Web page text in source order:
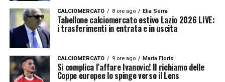
CALCIOMERCATO 8 ore ago Elia Serra
Tabellone calciomercato estivo Lazio 2026 LIVE:
i trasferimenti in entrata e in uscita
CALCIOMERCATO 9 ore ago Maria Floris
Si complica l’affare Ivanovic! Il richiamo delle
Coppe europee lo spinge verso il Lens